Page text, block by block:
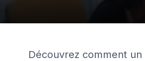
Découvrez comment